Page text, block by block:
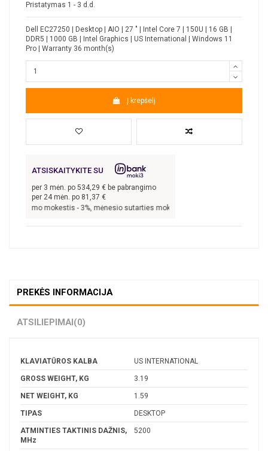
Pristatymas 1 - 3 d.d.
Dell EC27250 | Desktop | AIO | 27 " | Intel Core 7 | 150U | 16 GB |
DDR5 | 1000 GB | Intel Graphics | US International | Windows 11
Pro | Warranty 36 month(s)
Į krepšelį
ATSISKAITYKITE SU
per 3 mėn. po 534,29 € be pabrangimo
per 24 mėn. po 81,37 €
mokestis -3%, mėnesio sutarties mokestis –
PREKĖS INFORMACIJA
ATSILIEPIMAI(0)
KLAVIATŪROS KALBA US INTERNATIONAL
GROSS WEIGHT, KG 3.19
NET WEIGHT, KG 1.59
TIPAS DESKTOP
ATMINTIES TAKTINIS DAŽNIS,
MHz
5200